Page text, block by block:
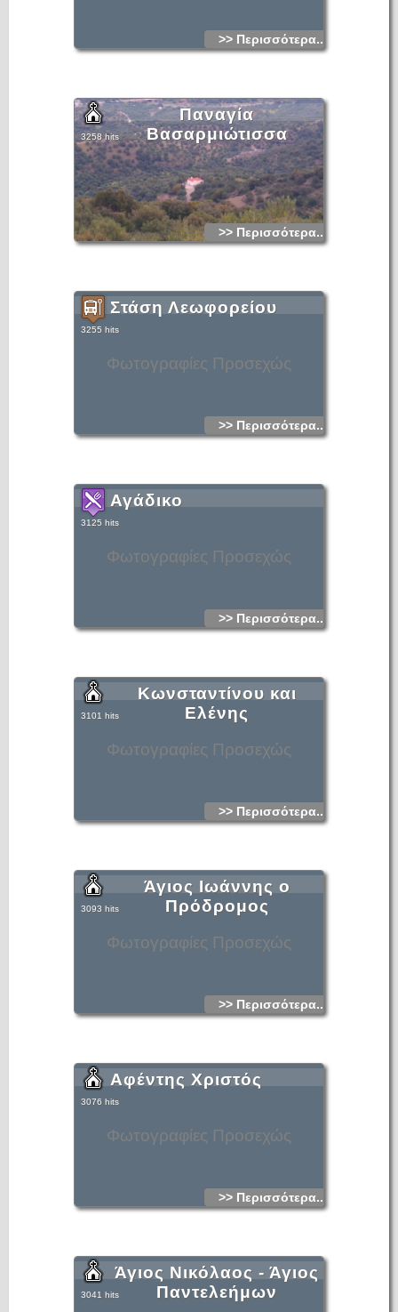
>> Περισσότερα...
Παναγία
Βασαρμιώτισσα
3258 hits
>> Περισσότερα...
Φωτογραφίες Προσεχώς
Στάση Λεωφορείου
3255 hits
>> Περισσότερα...
Φωτογραφίες Προσεχώς
Αγάδικο
3125 hits
>> Περισσότερα...
Φωτογραφίες Προσεχώς
Κωνσταντίνου και
Ελένης
3101 hits
>> Περισσότερα...
Φωτογραφίες Προσεχώς
Άγιος Ιωάννης ο
Πρόδρομος
3093 hits
>> Περισσότερα...
Φωτογραφίες Προσεχώς
Αφέντης Χριστός
3076 hits
>> Περισσότερα...
Άγιος Νικόλαος - Άγιος
Παντελεήμων
3041 hits